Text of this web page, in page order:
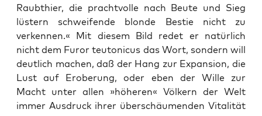
Raubthi­er, die prachtvolle nach Beute und Sieg
lüstern schweifende blonde Bestie nicht zu
verken­nen.« Mit diesem Bild redet er natür­lich
nicht dem Furor teu­ton­i­cus das Wort, son­dern will
deut­lich machen, daß der Hang zur Expan­sion, die
Lust auf Eroberung, oder eben der Wille zur
Macht unter allen »höheren« Völk­ern der Welt
immer Aus­druck ihrer über­schäu­menden Vital­ität